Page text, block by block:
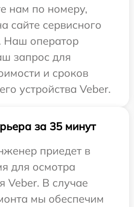
нам по номеру,
сайте сервисного
Наш оператор
запрос для
и сроков
устройства Veber.
за 35 минут
приедет в
для осмотра
Veber. В случае
мы обеспечим